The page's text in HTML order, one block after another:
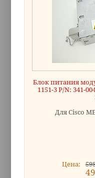
Блок питания
1151-3 P/N: 341-
Для Cisco
Цена: